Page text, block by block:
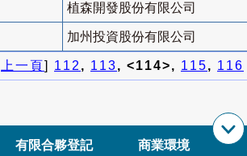
植森開發股份有限公司
加州投資股份有限公司
上一頁] 112, 113, <114>, 115, 116
有限合夥登記 商業環境